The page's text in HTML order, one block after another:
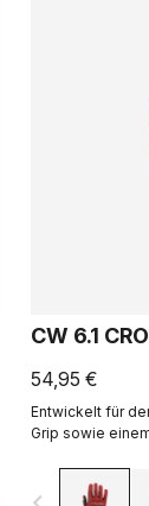
CW 6.1
54,95 €
Entwickelt für
Grip sowie
wenn ein